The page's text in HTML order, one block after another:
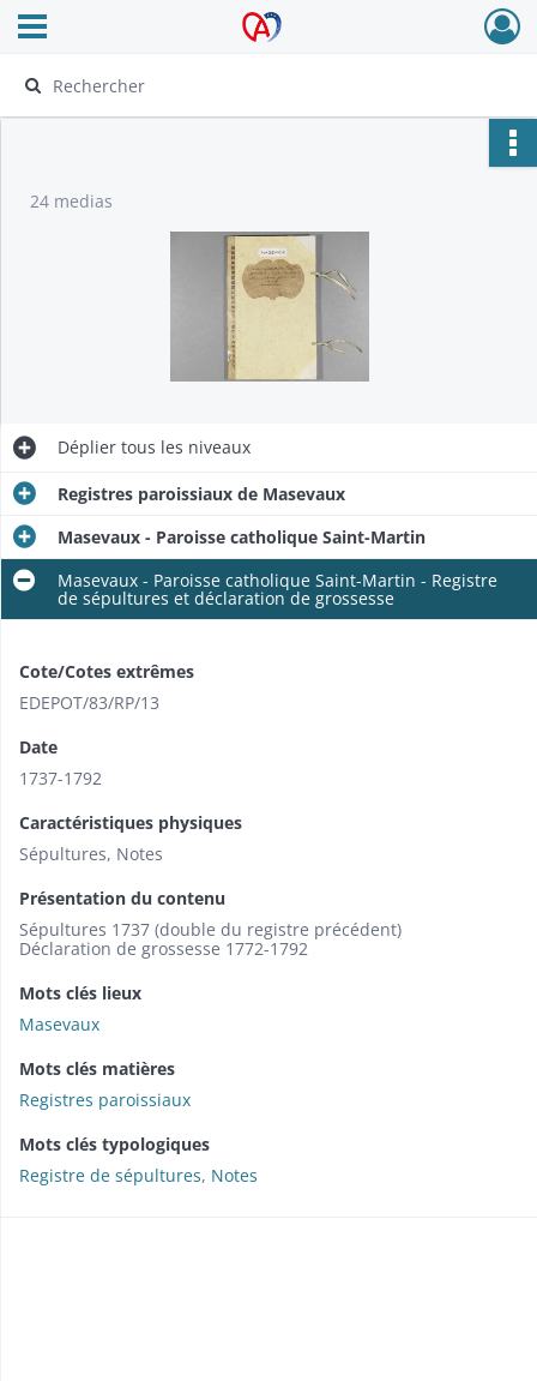
Archives Alsace - Colmar
Ouvrir le menu déroulant
24 medias
Déplier tous les niveaux
Registres paroissiaux de Masevaux
Masevaux - Paroisse catholique Saint-Martin
Masevaux - Paroisse catholique Saint-Martin - Registre
de sépultures et déclaration de grossesse
Cote/Cotes extrêmes
EDEPOT/83/RP/13
Date
1737-1792
Caractéristiques physiques
Sépultures, Notes
Présentation du contenu
Sépultures 1737 (double du registre précédent)
Déclaration de grossesse 1772-1792
Mots clés lieux
Masevaux
Mots clés matières
Registres paroissiaux
Mots clés typologiques
Registre de sépultures, Notes